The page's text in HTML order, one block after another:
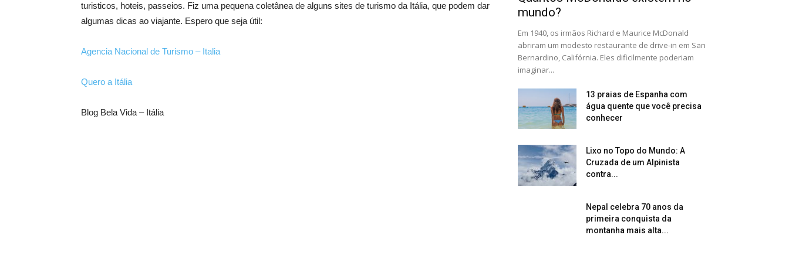
turisticos, hoteis, passeios. Fiz uma pequena coletânea de alguns sites de turismo da Itália, que podem dar
algumas dicas ao viajante. Espero que seja útil:
Agencia Nacional de Turismo – Italia
Quero a Itália
Blog Bela Vida – Itália
mundo?
Em 1940, os irmãos Richard e Maurice McDonald
abriram um modesto restaurante de drive-in em San
Bernardino, Califórnia. Eles dificilmente poderiam
imaginar...
13 praias de Espanha com
água quente que você precisa
conhecer
Lixo no Topo do Mundo: A
Cruzada de um Alpinista
contra...
Nepal celebra 70 anos da
primeira conquista da
montanha mais alta...